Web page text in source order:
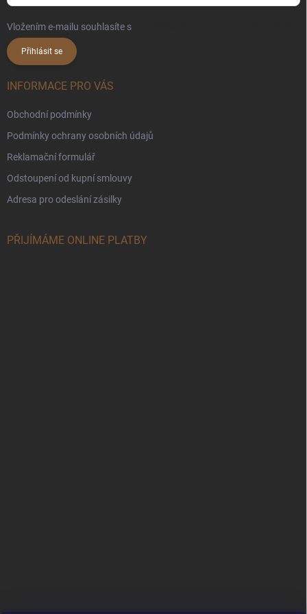
Vložením e-mailu souhlasíte s
Přihlásit se
INFORMACE PRO VÁS
Obchodní podmínky
Podmínky ochrany osobních údajů
Reklamační formulář
Odstoupení od kupní smlouvy
Adresa pro odeslání zásilky
PŘIJÍMÁME ONLINE PLATBY